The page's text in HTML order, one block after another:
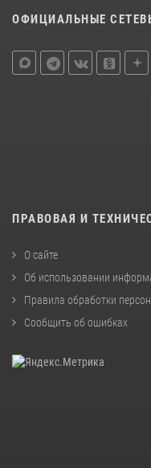
ОФИЦИАЛЬНЫЕ
ПРАВОВАЯ И
О сайте
Об использовании
Правила обработки
Сообщить об ошибках